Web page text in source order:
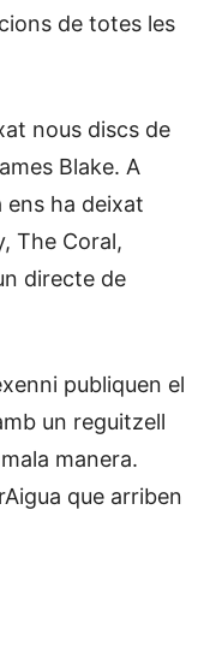
de totes les
nous discs de
Blake. A
ens ha deixat
The Coral,
directe de
publiquen el
un reguitzell
manera.
que arriben